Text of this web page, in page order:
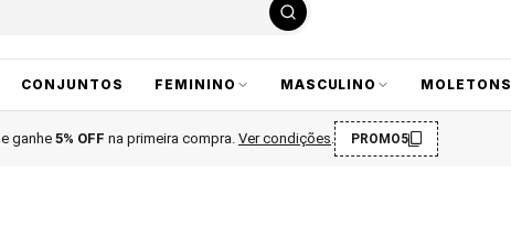
CONJUNTOS FEMININO MASCULINO MOLETONS
e ganhe 5% OFF na primeira compra. Ver condições. PROMO5